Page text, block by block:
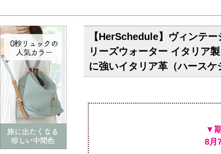
【HerSchedule】ヴィンテ
リーズウォーター イタリア
に強いイタリア革（ハースケ